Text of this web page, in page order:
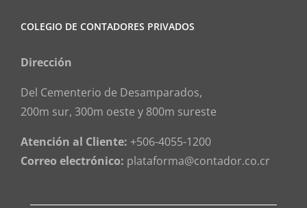
COLEGIO DE CONTADORES PRIVADOS
Dirección
Del Cementerio de Desamparados,
200m sur, 300m oeste y 800m sureste
Atención al Cliente: +506-4055-1200
Correo electrónico: plataforma@contador.co.cr